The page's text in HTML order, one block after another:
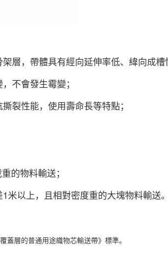
層，帶體具有經向延伸率低、緯向成槽
不會發生霉變；
裂性能，使用壽命長等特點；
的物料輸送；
1米以上，且相對密度重的大塊物料輸送。
蓋層的普通用途織物芯輸送帶》標準。